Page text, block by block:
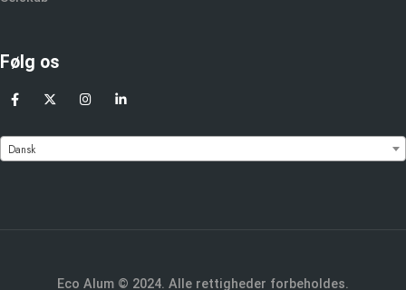
Følg os
Dansk
Eco Alum © 2024. Alle rettigheder forbeholdes.